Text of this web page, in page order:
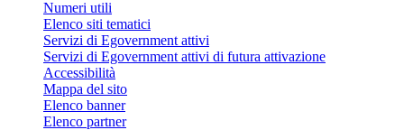
Numeri utili
Elenco siti tematici
Servizi di Egovernment attivi
Servizi di Egovernment attivi di futura attivazione
Accessibilità
Mappa del sito
Elenco banner
Elenco partner